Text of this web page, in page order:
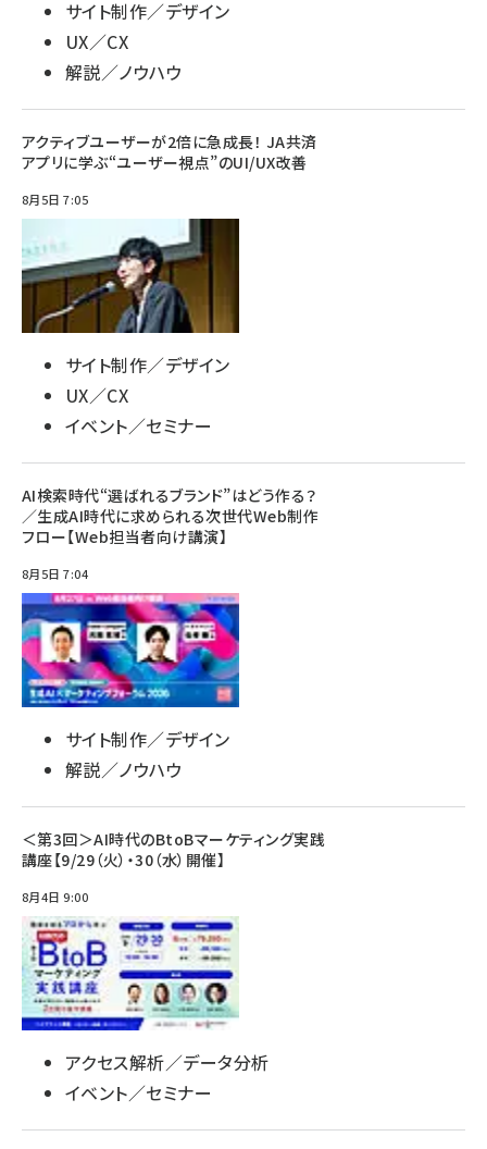
サイト制作／デザイン
UX／CX
解説／ノウハウ
アクティブユーザーが2倍に急成長！ JA共済
アプリに学ぶ“ユーザー視点”のUI/UX改善
8月5日 7:05
サイト制作／デザイン
UX／CX
イベント／セミナー
AI検索時代“選ばれるブランド”はどう作る？
／生成AI時代に求められる次世代Web制作
フロー【Web担当者向け講演】
8月5日 7:04
サイト制作／デザイン
解説／ノウハウ
＜第3回＞AI時代のBtoBマーケティング実践
講座【9/29（火）・30（水）開催】
8月4日 9:00
アクセス解析／データ分析
イベント／セミナー